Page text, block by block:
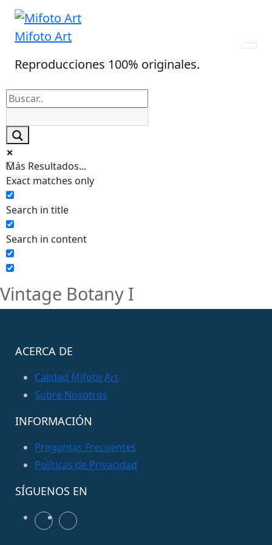
Skip
content
Mifoto Art
Reproducciones 100% originales.
Más Resultados...
Exact matches only
Search in title
Search in content
Vintage Botany I
ACERCA DE
Calidad Mifoto Art
Sobre Nosotros
INFORMACIÓN
Preguntas Frecuentes
Políticas de Privacidad
SÍGUENOS EN